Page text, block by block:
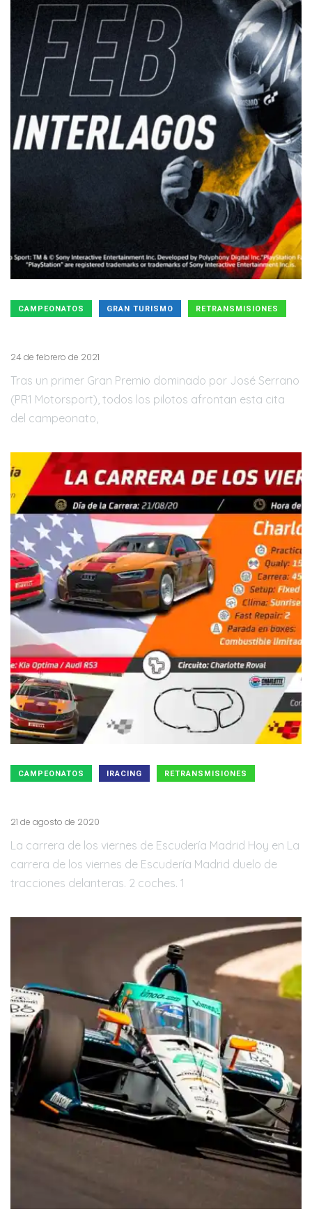
CAMPEONATOS GRAN TURISMO RETRANSMISIONES
24 de febrero de 2021
Tras un primer Gran Premio dominado por José Serrano
(PR1 Motorsport), todos los pilotos afrontan esta cita
del campeonato,
CAMPEONATOS IRACING RETRANSMISIONES
21 de agosto de 2020
La carrera de los viernes de Escudería Madrid Hoy en La
carrera de los viernes de Escudería Madrid duelo de
tracciones delanteras. 2 coches. 1